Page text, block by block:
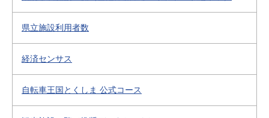
県立施設利用者数
経済センサス
自転車王国とくしま 公式コース